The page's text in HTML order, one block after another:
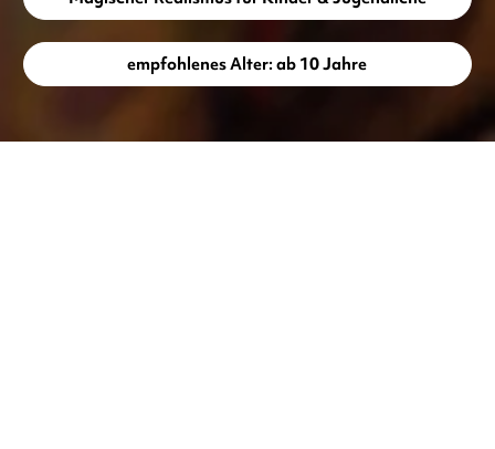
empfohlenes Alter: ab 10 Jahre